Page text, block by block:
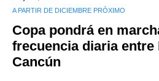
A PARTIR DE DICIEMBRE PRÓXIMO
Copa pondrá en
frecuencia diaria entre
Cancún